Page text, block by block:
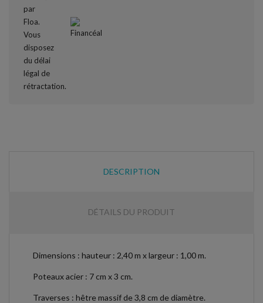
DESCRIPTION
DÉTAILS DU PRODUIT
Dimensions : hauteur : 2,40 m x largeur : 1,00 m.
Poteaux acier : 7 cm x 3 cm.
Traverses : hêtre massif de 3,8 cm de diamètre.